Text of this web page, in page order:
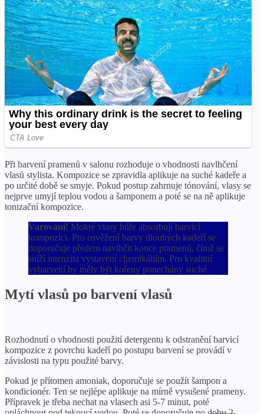
Při barvení pramenů v salonu rozhoduje o vhodnosti navlhčení
vlasů stylista. Kompozice se zpravidla aplikuje na suché kadeře a
po určité době se smyje. Pokud postup zahrnuje tónování, vlasy se
nejprve umyjí teplou vodou a šamponem a poté se na ně aplikuje
tonizační kompozice.
Varování! Mokré vlasy hůře absorbují barvicí
kompozici. Pro osvěžení barvy dlouhých kadeří se
doporučuje předem navlhčit konce pramenů, čímž se
sníží intenzita vystavení chemikáliím. Pro kvalitní
vybarvení by měly být kořeny ponechány suché.
Mytí vlasů po barvení vlasů
Rozhodnutí o vhodnosti použití detergentu k odstranění barvicí
kompozice z povrchu kadeří po postupu barvení se provádí v
závislosti na typu použité barvy.
Pokud je přítomen amoniak, doporučuje se použít šampon a
kondicionér. Ten se nejlépe aplikuje na mírně vysušené prameny.
Přípravek je třeba nechat na vlasech asi 5-7 minut, poté